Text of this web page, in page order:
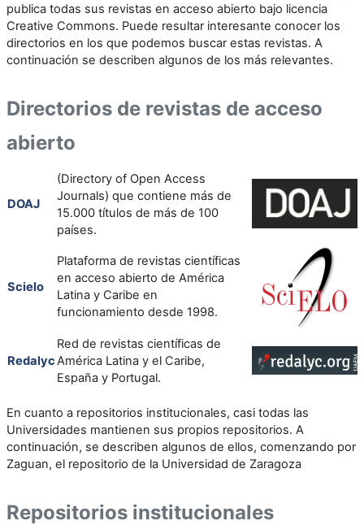
publica todas sus revistas en acceso abierto bajo licencia
Creative Commons. Puede resultar interesante conocer los
directorios en los que podemos buscar estas revistas. A
continuación se describen algunos de los más relevantes.
Directorios de revistas de acceso
abierto
DOAJ
(Directory of Open Access
Journals) que contiene más de
15.000 títulos de más de 100
países.
Scielo
Plataforma de revistas científicas
en acceso abierto de América
Latina y Caribe en
funcionamiento desde 1998.
Redalyc
Red de revistas científicas de
América Latina y el Caribe,
España y Portugal.
En cuanto a repositorios institucionales, casi todas las
Universidades mantienen sus propios repositorios. A
continuación, se describen algunos de ellos, comenzando por
Zaguan, el repositorio de la Universidad de Zaragoza
Repositorios institucionales